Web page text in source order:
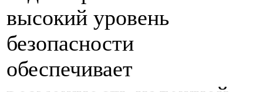
высокий уровень
безопасности
обеспечивает